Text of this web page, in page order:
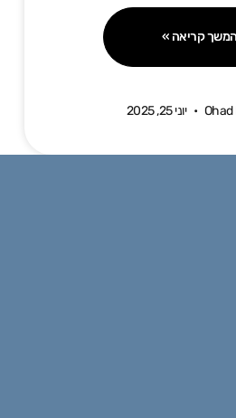
קריאה »
Ohad יוני 25, 2025